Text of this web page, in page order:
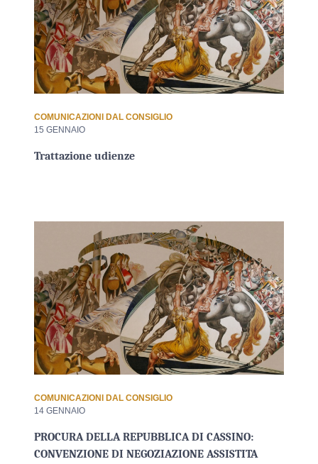
COMUNICAZIONI DAL CONSIGLIO
15 GENNAIO
Trattazione udienze
COMUNICAZIONI DAL CONSIGLIO
14 GENNAIO
PROCURA DELLA REPUBBLICA DI CASSINO:
CONVENZIONE DI NEGOZIAZIONE ASSISTITA